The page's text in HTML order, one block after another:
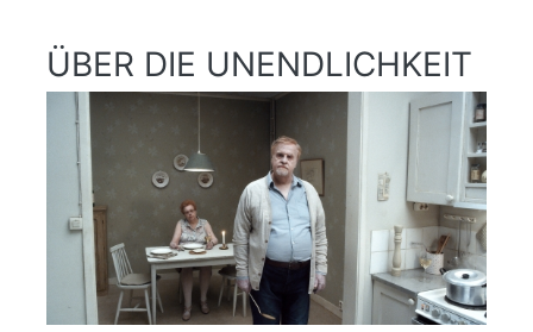
ÜBER DIE UNENDLICHKEIT